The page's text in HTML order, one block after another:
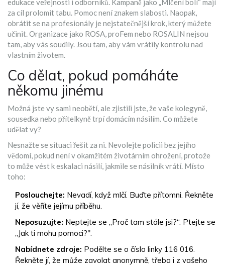
edukace veřejnosti i odborníků. Kampaně jako „Mlčení bolí“ mají
za cíl prolomit tabu. Pomoc není znakem slabosti. Naopak,
obrátit se na profesionály je nejstatečnější krok, který můžete
učinit. Organizace jako ROSA, proFem nebo ROSALIN nejsou
tam, aby vás soudily. Jsou tam, aby vám vrátily kontrolu nad
vlastním životem.
Co dělat, pokud pomáháte
někomu jinému
Možná jste vy sami neobětí, ale zjistili jste, že vaše kolegyně,
sousedka nebo přítelkyně trpí domácím násilím. Co můžete
udělat vy?
Nesnažte se situaci řešit za ni. Nevolejte policii bez jejího
vědomí, pokud není v okamžitém životárním ohrožení, protože
to může vést k eskalaci násilí, jakmile se násilník vrátí. Místo
toho:
Poslouchejte: Nevadí, když mlčí. Buďte přítomni. Řekněte
jí, že věříte jejímu příběhu.
Neposuzujte: Neptejte se „Proč tam stále jsi?“. Ptejte se
„Jak ti mohu pomoci?".
Nabídnete zdroje: Podělte se o číslo linky 116 016.
Řekněte jí, že může zavolat anonymně, třeba i z vašeho